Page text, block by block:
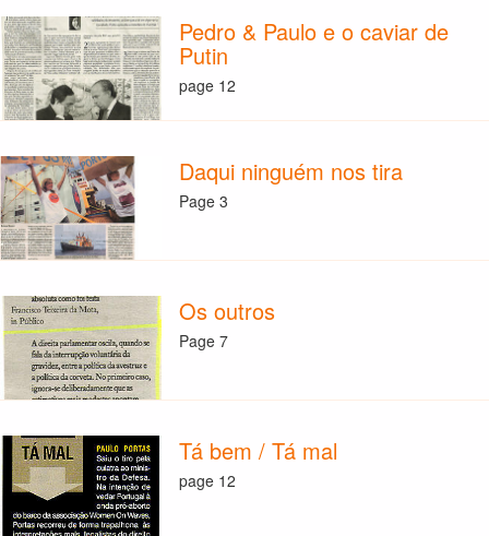
Pedro & Paulo e o caviar de
Putin
page 12
Daqui ninguém nos tira
Page 3
Os outros
Page 7
Tá bem / Tá mal
page 12